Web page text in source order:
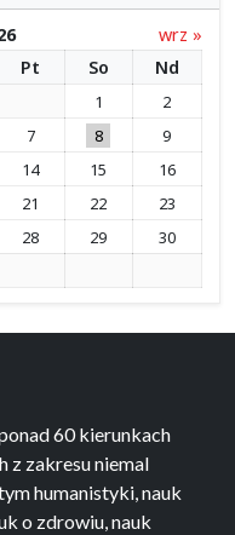
wrz »
Pt So Nd
1
2
7 8
9
14 15
16
21 22
23
28 29
30
60 kierunkach
z zakresu niemal
humanistyki, nauk
o zdrowiu, nauk